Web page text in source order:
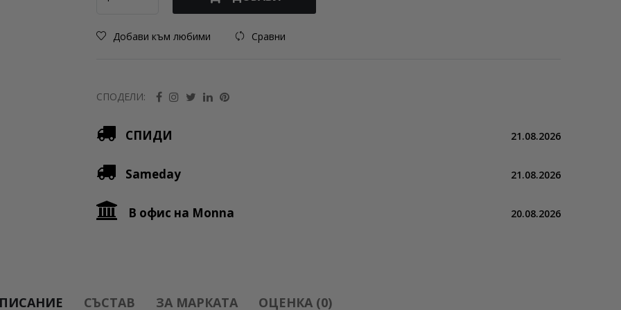
Добави към любими Сравни
СПОДЕЛИ:
СПИДИ 21.08.2026
Sameday 21.08.2026
В офис на Monna 20.08.2026
СЪСТАВ ЗА МАРКАТА ОЦЕНКА (0)